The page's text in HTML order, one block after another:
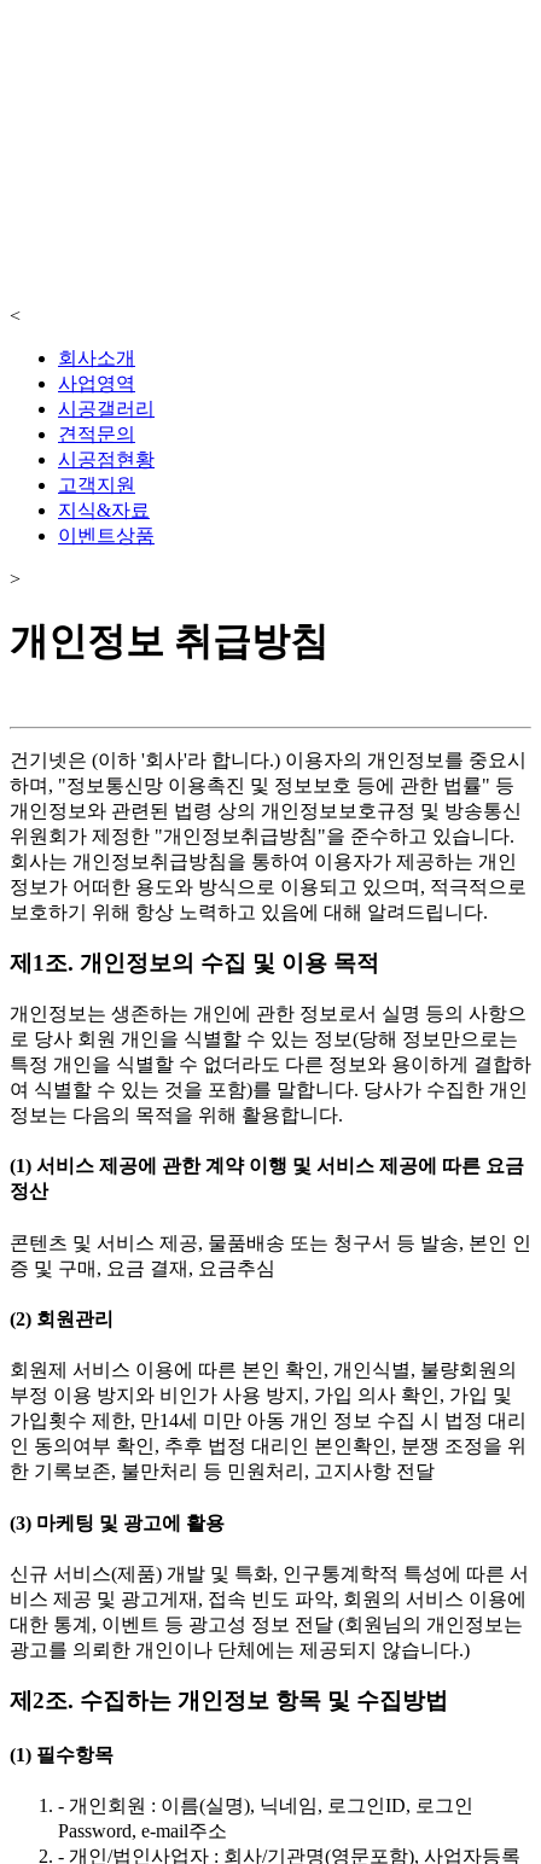
<
회사소개
사업영역
시공갤러리
견적문의
시공점현황
고객지원
지식&자료
이벤트상품
>
개인정보 취급방침
건기넷은 (이하 '회사'라 합니다.) 이용자의 개인정보를 중요시
하며, "정보통신망 이용촉진 및 정보보호 등에 관한 법률" 등
개인정보와 관련된 법령 상의 개인정보보호규정 및 방송통신
위원회가 제정한 "개인정보취급방침"을 준수하고 있습니다.
회사는 개인정보취급방침을 통하여 이용자가 제공하는 개인
정보가 어떠한 용도와 방식으로 이용되고 있으며, 적극적으로
보호하기 위해 항상 노력하고 있음에 대해 알려드립니다.
제1조. 개인정보의 수집 및 이용 목적
개인정보는 생존하는 개인에 관한 정보로서 실명 등의 사항으
로 당사 회원 개인을 식별할 수 있는 정보(당해 정보만으로는
특정 개인을 식별할 수 없더라도 다른 정보와 용이하게 결합하
여 식별할 수 있는 것을 포함)를 말합니다. 당사가 수집한 개인
정보는 다음의 목적을 위해 활용합니다.
(1) 서비스 제공에 관한 계약 이행 및 서비스 제공에 따른 요금
정산
콘텐츠 및 서비스 제공, 물품배송 또는 청구서 등 발송, 본인 인
증 및 구매, 요금 결재, 요금추심
(2) 회원관리
회원제 서비스 이용에 따른 본인 확인, 개인식별, 불량회원의
부정 이용 방지와 비인가 사용 방지, 가입 의사 확인, 가입 및
가입횟수 제한, 만14세 미만 아동 개인 정보 수집 시 법정 대리
인 동의여부 확인, 추후 법정 대리인 본인확인, 분쟁 조정을 위
한 기록보존, 불만처리 등 민원처리, 고지사항 전달
(3) 마케팅 및 광고에 활용
신규 서비스(제품) 개발 및 특화, 인구통계학적 특성에 따른 서
비스 제공 및 광고게재, 접속 빈도 파악, 회원의 서비스 이용에
대한 통계, 이벤트 등 광고성 정보 전달 (회원님의 개인정보는
광고를 의뢰한 개인이나 단체에는 제공되지 않습니다.)
제2조. 수집하는 개인정보 항목 및 수집방법
(1) 필수항목
- 개인회원 : 이름(실명), 닉네임, 로그인ID, 로그인
Password, e-mail주소
- 개인/법인사업자 : 회사/기관명(영문포함), 사업자등록